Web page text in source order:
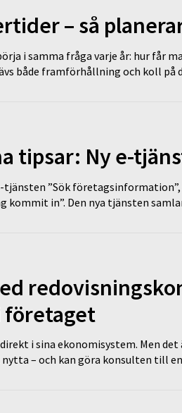
– så
i samma fråga varje år: hur får
både framförhållning och koll på
tipsar: Ny e-
”Sök
kommit in”. Den nya tjänsten
företaget
i sina ekonomisystem. Men
– och kan göra konsulten till